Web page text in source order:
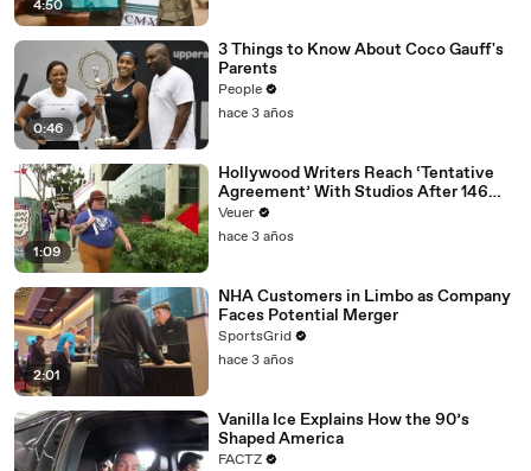
4:50
0:46
3 Things to Know About Coco Gauff's
Parents
People
hace 3 años
1:09
Hollywood Writers Reach ‘Tentative
Agreement’ With Studios After 146
Day Strike
Veuer
hace 3 años
2:01
NHA Customers in Limbo as Company
Faces Potential Merger
SportsGrid
hace 3 años
Vanilla Ice Explains How the 90’s
Shaped America
FACTZ